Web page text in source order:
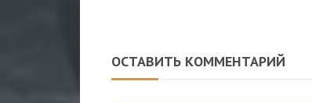
ОСТАВИТЬ КОММЕНТАРИЙ